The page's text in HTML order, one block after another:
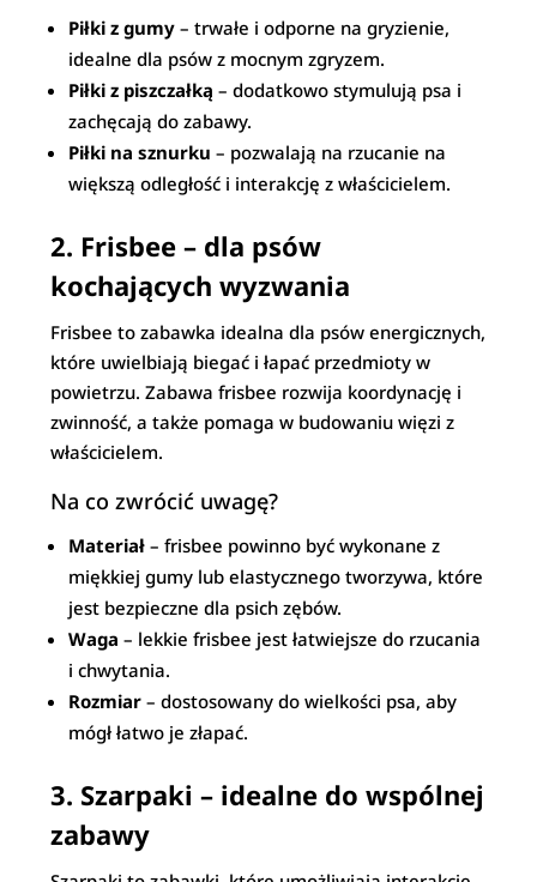
Piłki z gumy – trwałe i odporne na gryzienie,
idealne dla psów z mocnym zgryzem.
Piłki z piszczałką – dodatkowo stymulują psa i
zachęcają do zabawy.
Piłki na sznurku – pozwalają na rzucanie na
większą odległość i interakcję z właścicielem.
2. Frisbee – dla psów
kochających wyzwania
Frisbee to zabawka idealna dla psów energicznych,
które uwielbiają biegać i łapać przedmioty w
powietrzu. Zabawa frisbee rozwija koordynację i
zwinność, a także pomaga w budowaniu więzi z
właścicielem.
Na co zwrócić uwagę?
Materiał – frisbee powinno być wykonane z
miękkiej gumy lub elastycznego tworzywa, które
jest bezpieczne dla psich zębów.
Waga – lekkie frisbee jest łatwiejsze do rzucania
i chwytania.
Rozmiar – dostosowany do wielkości psa, aby
mógł łatwo je złapać.
3. Szarpaki – idealne do wspólnej
zabawy